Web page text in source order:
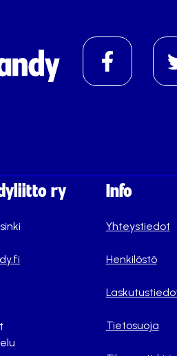
ry Info
Yhteystiedot
Henkilöstö
Tietosuoja